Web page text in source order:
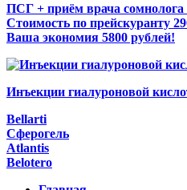
ПСГ + приём врача
Стоимость по прейскуранту
Ваша экономия 5800 рублей!
Инъекции гиалуроновой
Bellarti
Сферогель
Atlantis
Belotero